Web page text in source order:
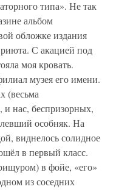
типа». Не так
альбом
обложке издания
С акацией под
моя кровать.
музея его имени.
(весьма
и нас, беспризорных,
особняк. На
виднелось солидное
в первый класс.
в фойе, «его»
из соседних